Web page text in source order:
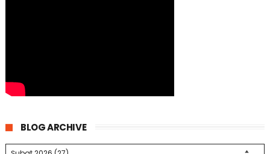
BLOG ARCHIVE